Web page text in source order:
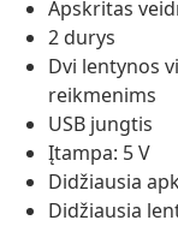
Apskritas
2 durys
Dvi lentynos
reikmenims
USB jungtis
Įtampa: 5 V
Didžiausia
Didžiausia